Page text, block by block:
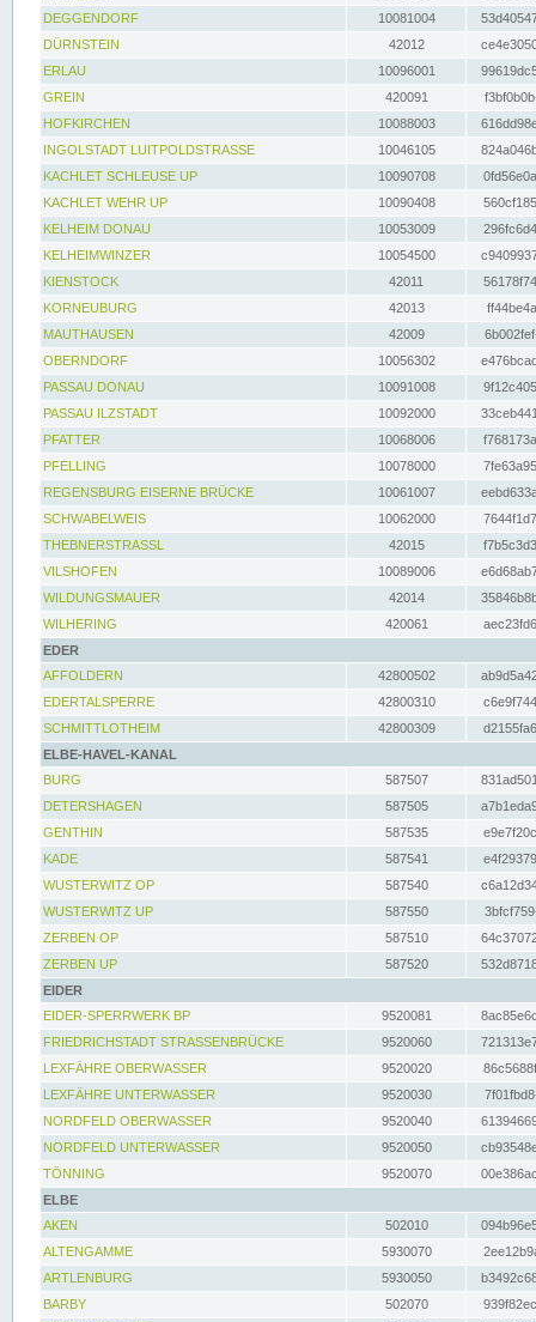
DEGGENDORF
10081004
DÜRNSTEIN
42012
ERLAU
10096001
GREIN
420091
HOFKIRCHEN
10088003
INGOLSTADT LUITPOLDSTRASSE
10046105
KACHLET SCHLEUSE UP
10090708
KACHLET WEHR UP
10090408
KELHEIM DONAU
10053009
KELHEIMWINZER
10054500
KIENSTOCK
42011
KORNEUBURG
42013
MAUTHAUSEN
42009
OBERNDORF
10056302
PASSAU DONAU
10091008
PASSAU ILZSTADT
10092000
PFATTER
10068006
PFELLING
10078000
REGENSBURG EISERNE BRÜCKE
10061007
SCHWABELWEIS
10062000
THEBNERSTRASSL
42015
VILSHOFEN
10089006
WILDUNGSMAUER
42014
WILHERING
420061
EDER
AFFOLDERN
42800502
EDERTALSPERRE
42800310
SCHMITTLOTHEIM
42800309
ELBE-HAVEL-KANAL
BURG
587507
DETERSHAGEN
587505
GENTHIN
587535
KADE
587541
WUSTERWITZ OP
587540
WUSTERWITZ UP
587550
ZERBEN OP
587510
ZERBEN UP
587520
EIDER
EIDER-SPERRWERK BP
9520081
FRIEDRICHSTADT STRASSENBRÜCKE
9520060
LEXFÄHRE OBERWASSER
9520020
LEXFÄHRE UNTERWASSER
9520030
NORDFELD OBERWASSER
9520040
NORDFELD UNTERWASSER
9520050
TÖNNING
9520070
ELBE
AKEN
502010
ALTENGAMME
5930070
ARTLENBURG
5930050
BARBY
502070